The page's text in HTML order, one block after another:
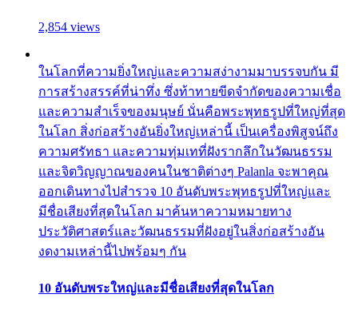
2,854 views
ในโลกที่ความยิ่งใหญ่และความสง่างามมาบรรจบกัน มี
การสร้างสรรค์ที่น่าทึ่ง ซึ่งท้าทายขีดจำกัดของความเชื่อ
และความสำเร็จของมนุษย์ นั่นคือพระพุทธรูปที่ใหญ่ที่สุด
ในโลก สิ่งก่อสร้างอันยิ่งใหญ่เหล่านี้ เป็นเครื่องพิสูจน์ถึง
ความศรัทธา และความทุ่มเทที่ฝังรากลึกในวัฒนธรรม
และจิตวิญญาณของคนในชาติต่างๆ Palanla จะพาคุณ
ออกเดินทางไปสำรวจ 10 อันดับพระพุทธรูปที่ใหญ่และ
มีชื่อเสียงที่สุดในโลก มาค้นหาความหมายทาง
ประวัติศาสตร์และวัฒนธรรมที่ฝังอยู่ในสิ่งก่อสร้างอัน
งดงามเหล่านี้ไปพร้อมๆ กัน
10 อันดับพระใหญ่และมีชื่อเสียงที่สุดในโลก